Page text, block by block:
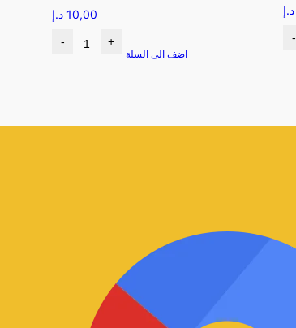
10,00 د.إ
- +
اضف الى السلة
د.إ
-